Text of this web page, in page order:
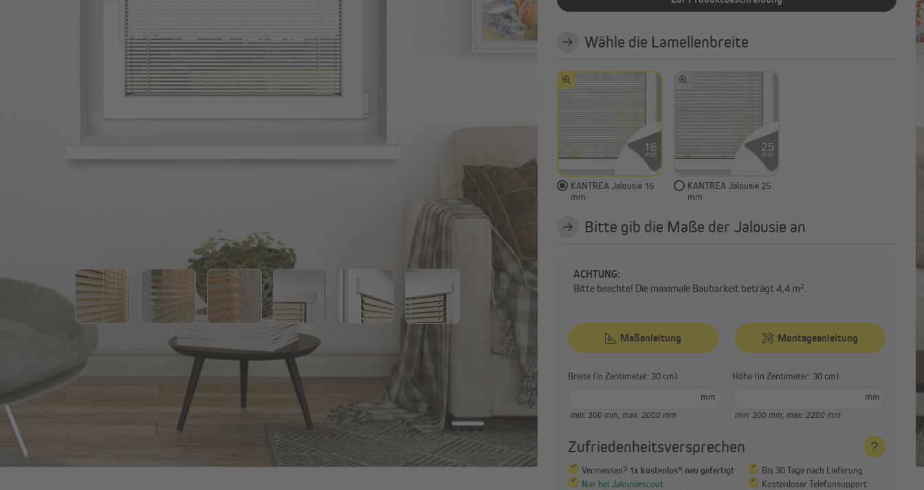
Angebote
Outlet Wähle die Lamellenbreite
KANTREA Jalousie 16
mm
KANTREA Jalousie 25
mm
Bitte gib die Maße der Jalousie an
ACHTUNG:
Bitte beachte! Die maximale Baubarkeit beträgt 4,4 m².
Maßanleitung Montageanleitung
Breite (in Zentimeter: 30 cm)
mm
min: 300 mm, max: 2000 mm
Höhe (in Zentimeter: 30 cm)
mm
min: 300 mm, max: 2200 mm
Zufriedenheitsversprechen
Vermessen? 1x kostenlos* neu gefertigt
Nur bei Jalousiescout
Bis 30 Tage nach Lieferung
Kostenloser Telefonsupport